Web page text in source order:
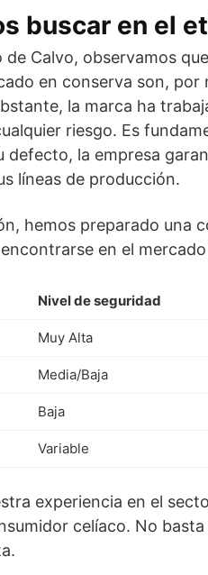
buscar en el
Calvo, observamos
en conserva son,
la marca ha
riesgo. Es
defecto, la empresa
líneas de producción.
hemos preparado una
en el
Nivel de seguridad
Muy Alta
Media/Baja
Baja
Variable
experiencia en el
celíaco. No